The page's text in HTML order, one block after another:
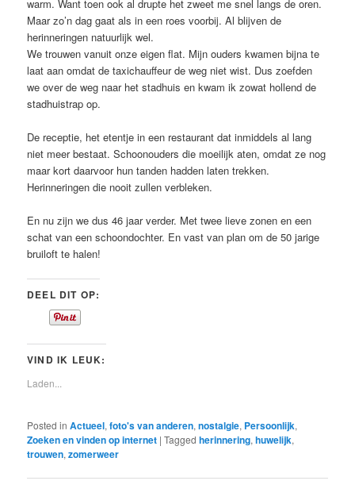
warm. Want toen ook al drupte het zweet me snel langs de oren.
Maar zo’n dag gaat als in een roes voorbij. Al blijven de
herinneringen natuurlijk wel.
We trouwen vanuit onze eigen flat. Mijn ouders kwamen bijna te
laat aan omdat de taxichauffeur de weg niet wist. Dus zoefden
we over de weg naar het stadhuis en kwam ik zowat hollend de
stadhuistrap op.
De receptie, het etentje in een restaurant dat inmiddels al lang
niet meer bestaat. Schoonouders die moeilijk aten, omdat ze nog
maar kort daarvoor hun tanden hadden laten trekken.
Herinneringen die nooit zullen verbleken.
En nu zijn we dus 46 jaar verder. Met twee lieve zonen en een
schat van een schoondochter. En vast van plan om de 50 jarige
bruiloft te halen!
DEEL DIT OP:
VIND IK LEUK:
Laden...
Posted in Actueel,foto's van anderen,nostalgie, Persoonlijk,
Zoeken en vinden op internet |Tagged herinnering,huwelijk,
trouwen,zomerweer